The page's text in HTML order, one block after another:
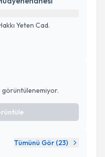
Yeten Cad.
görüntülenemiyor.
Tümünü Gör (23)